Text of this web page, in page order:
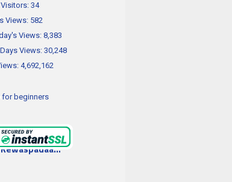
34
Views: 582
Views:8,383
Views: 30,248
4,692,162